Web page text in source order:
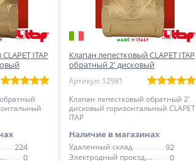
ITAP
224
Электродный проезд, 6с1
0
Клапан лепестковый CLAPET ITAP
обратный 2' дисковый
Артикул: 12981
Клапан лепестковый обратный 2'
дисковый горизонтальный CLAPET
ITAP
Наличие в магазинах
Удаленный склад 92
Электродный проезд, 6с1
0